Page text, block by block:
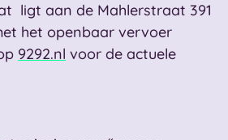
ligt aan de Mahlerstraat 391
het openbaar vervoer
9292.nl voor de actuele